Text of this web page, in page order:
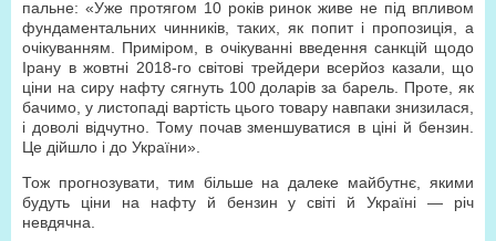
пальне: «Уже протягом 10 років ринок живе не під впливом
фундаментальних чинників, таких, як попит і пропозиція, а
очікуванням. Приміром, в очікуванні введення санкцій щодо
Ірану в жовтні 2018-го світові трейдери всерйоз казали, що
ціни на сиру нафту сягнуть 100 доларів за барель. Проте, як
бачимо, у листопаді вартість цього товару навпаки знизилася,
і доволі відчутно. Тому почав зменшуватися в ціні й бензин.
Це дійшло і до України».
Тож прогнозувати, тим більше на далеке майбутнє, якими
будуть ціни на нафту й бензин у світі й Україні — річ
невдячна.